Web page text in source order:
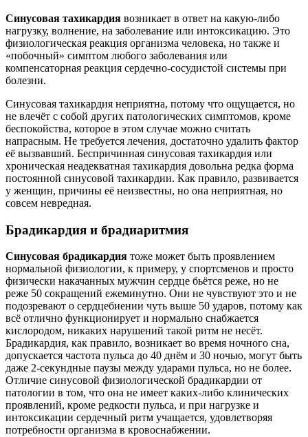
Синусовая тахикардия возникает в ответ на какую-либо
нагрузку, волнение, на заболевание или интоксикацию. Это
физиологическая реакция организма человека, но также и
«побочный» симптом любого заболевания или
компенсаторная реакция сердечно-сосудистой системы при
болезни.
Синусовая тахикардия неприятна, потому что ощущается, но
не влечёт с собой других патологических симптомов, кроме
беспокойства, которое в этом случае можно считать
напрасным. Не требуется лечения, достаточно удалить фактор
её вызвавший. Беспричинная синусовая тахикардия или
хроническая неадекватная тахикардия довольна редка форма
постоянной синусовой тахикардии. Как правило, развивается
у женщин, причины её неизвестны, но она неприятная, но
совсем невредная.
Брадикардия и брадиаритмия
Синусовая брадикардия тоже может быть проявлением
нормальной физиологии, к примеру, у спортсменов и просто
физически накачанных мужчин сердце бьётся реже, но не
реже 50 сокращений ежеминутно. Они не чувствуют это и не
подозревают о сердцебиении чуть выше 50 ударов, потому как
всё отлично функционирует и нормально снабжается
кислородом, никаких нарушений такой ритм не несёт.
Брадикардия, как правило, возникает во время ночного сна,
допускается частота пульса до 40 днём и 30 ночью, могут быть
даже 2-секундные паузы между ударами пульса, но не более.
Отличие синусовой физиологической брадикардии от
патологии в том, что она не имеет каких-либо клинических
проявлений, кроме редкости пульса, и при нагрузке и
интоксикации сердечный ритм учащается, удовлетворяя
потребности организма в кровоснабжении.